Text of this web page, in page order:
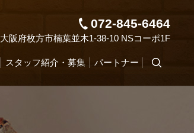
072-845-6464
大阪府枚方市楠葉並木1-38-10 NSコーポ1F
スタッフ紹介・募集 パートナー